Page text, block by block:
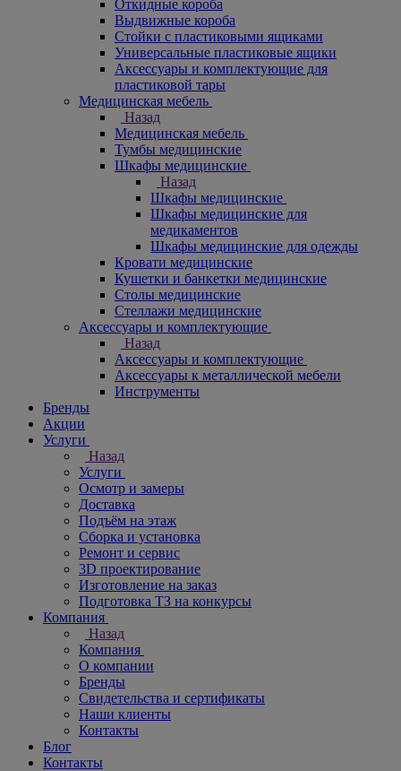
Откидные короба
Выдвижные короба
Стойки с пластиковыми ящиками
Универсальные пластиковые ящики
Аксессуары и комплектующие для
пластиковой тары
Медицинская мебель
Назад
Медицинская мебель
Тумбы медицинские
Шкафы медицинские
Назад
Шкафы медицинские
Шкафы медицинские для
медикаментов
Шкафы медицинские для одежды
Кровати медицинские
Кушетки и банкетки медицинские
Столы медицинские
Стеллажи медицинские
Аксессуары и комплектующие
Назад
Аксессуары и комплектующие
Аксессуары к металлической мебели
Инструменты
Бренды
Акции
Услуги
Назад
Услуги
Осмотр и замеры
Доставка
Подъём на этаж
Сборка и установка
Ремонт и сервис
3D проектирование
Изготовление на заказ
Подготовка ТЗ на конкурсы
Компания
Назад
Компания
О компании
Бренды
Свидетельства и сертификаты
Наши клиенты
Контакты
Блог
Контакты